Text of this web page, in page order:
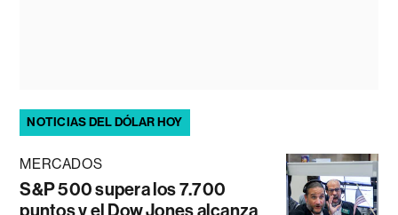
NOTICIAS DEL DÓLAR HOY
MERCADOS
S&P 500 supera los 7.700
puntos y el Dow Jones alcanza